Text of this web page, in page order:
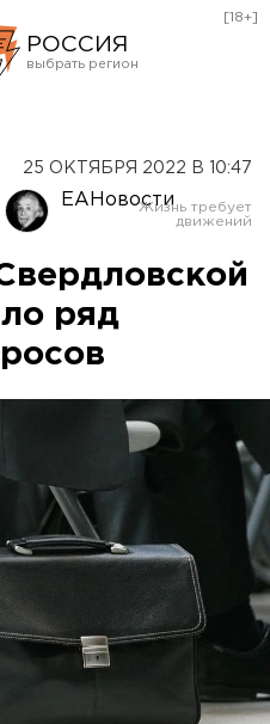
РОССИЯ
Оренбург
[18+]
25 ОКТЯБРЯ 2022 В 10:47
ЕАНовости
ряд